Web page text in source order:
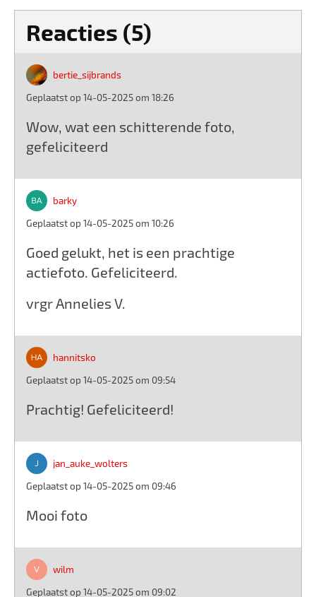
Reacties (5)
bertie_sijbrands
Geplaatst op 14-05-2025 om 18:26
Wow, wat een schitterende foto,
gefeliciteerd
barky
Geplaatst op 14-05-2025 om 10:26
Goed gelukt, het is een prachtige
actiefoto. Gefeliciteerd.
vrgr Annelies V.
hannitsko
Geplaatst op 14-05-2025 om 09:54
Prachtig! Gefeliciteerd!
jan_auke_wolters
Geplaatst op 14-05-2025 om 09:46
Mooi foto
wilm
Geplaatst op 14-05-2025 om 09:02